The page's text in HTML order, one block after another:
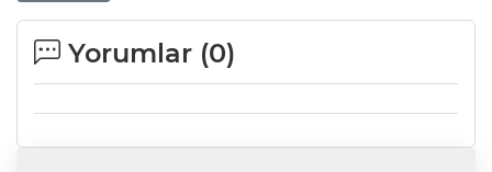
Yorumlar (0)